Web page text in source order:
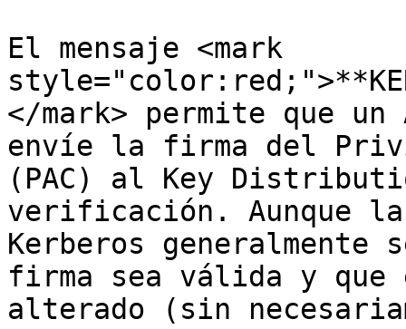
El mensaje <mark
</mark> permite que
envíe la firma del
(PAC) al Key
verificación. Aunque
Kerberos
firma sea válida y que
alterado (sin